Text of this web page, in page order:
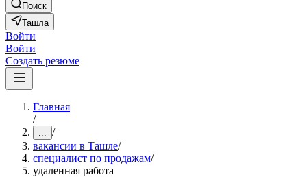
Поиск
Ташла
Войти
Войти
Создать резюме
Главная
/
... /
вакансии в Ташле/
специалист по продажам/
удаленная работа